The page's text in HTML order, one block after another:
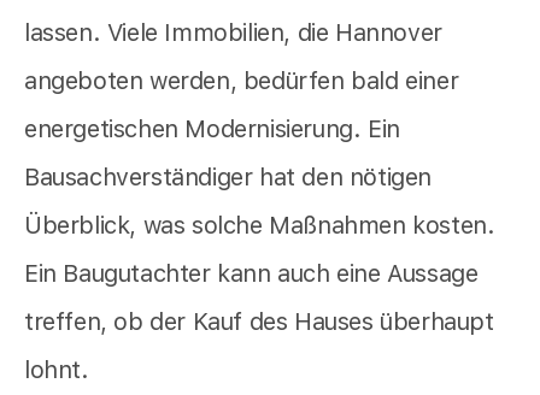
lassen. Viele Immobilien, die Hannover
angeboten werden, bedürfen bald einer
energetischen Modernisierung. Ein
Bausachverständiger hat den nötigen
Überblick, was solche Maßnahmen kosten.
Ein Baugutachter kann auch eine Aussage
treffen, ob der Kauf des Hauses überhaupt
lohnt.